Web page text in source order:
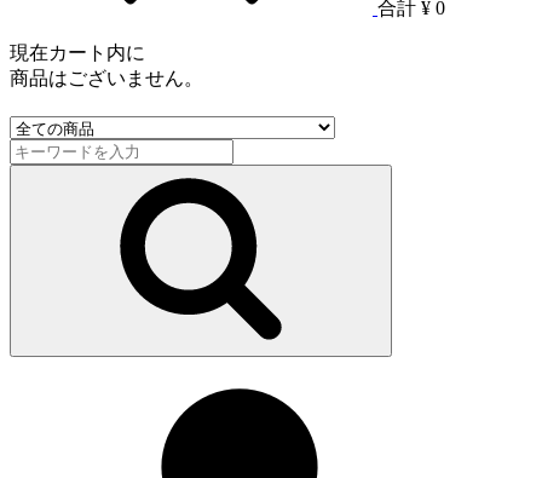
合計 ¥ 0
現在カート内に
商品はございません。